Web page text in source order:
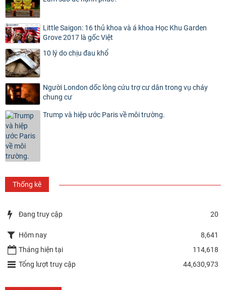
Little Saigon: 16 thủ khoa và á khoa Học Khu Garden
Grove 2017 là gốc Việt
10 lý do chịu đau khổ
Người London dốc lòng cứu trợ cư dân trong vụ cháy
chung cư
Trump và hiệp ước Paris về môi trường.
Thống kê
Đang truy cập 20
Hôm nay
8,641
Tháng hiện tại
114,618
Tổng lượt truy cập
44,630,973